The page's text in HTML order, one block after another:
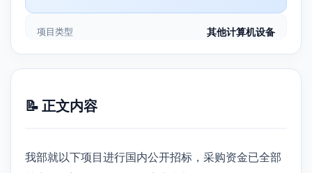
项目类型 其他计算机设备
📝 正文内容
我部就以下项目进行国内公开招标，采购资金已全部